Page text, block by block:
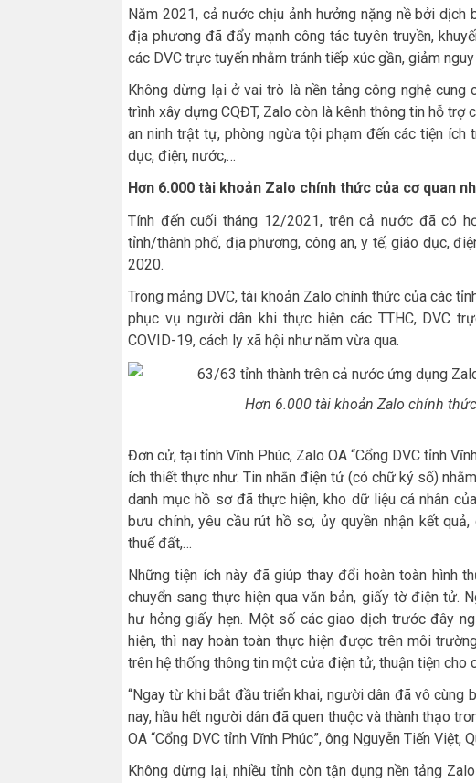
Năm 2021, cả nước chịu ảnh hưởng nặng nề bởi
địa phương đã đẩy mạnh công tác tuyên truyền,
các DVC trực tuyến nhằm tránh tiếp xúc gần, giảm
Không dừng lại ở vai trò là nền tảng công nghệ
trình xây dựng CQĐT, Zalo còn là kênh thông tin hỗ
an ninh trật tự, phòng ngừa tội phạm đến các tiện
dục, điện, nước,…
Hơn 6.000 tài khoản Zalo chính thức của cơ quan
Tính đến cuối tháng 12/2021, trên cả nước đã có
tỉnh/thành phố, địa phương, công an, y tế, giáo dục,
2020.
Trong mảng DVC, tài khoản Zalo chính thức của các
phục vụ người dân khi thực hiện các TTHC, DVC
COVID-19, cách ly xã hội như năm vừa qua.
Hơn 6.000 tài khoản Zalo chính
Đơn cử, tại tỉnh Vĩnh Phúc, Zalo OA “Cổng DVC tỉnh
ích thiết thực như: Tin nhắn điện tử (có chữ ký số)
danh mục hồ sơ đã thực hiện, kho dữ liệu cá nhân
bưu chính, yêu cầu rút hồ sơ, ủy quyền nhận kết
thuế đất,…
Những tiện ích này đã giúp thay đổi hoàn toàn hình
chuyển sang thực hiện qua văn bản, giấy tờ điện tử.
hư hỏng giấy hẹn. Một số các giao dịch trước đây
hiện, thì nay hoàn toàn thực hiện được trên môi
trên hệ thống thông tin một cửa điện tử, thuận tiện cho
“Ngay từ khi bắt đầu triển khai, người dân đã vô cùng
nay, hầu hết người dân đã quen thuộc và thành thạo
OA “Cổng DVC tỉnh Vĩnh Phúc”, ông Nguyễn Tiến Việt,
Không dừng lại, nhiều tỉnh còn tận dụng nền tảng